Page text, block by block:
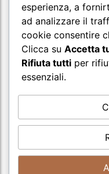
esperienza, a
ad analizzare il
cookie consentire
Clicca su Accetta
Rifiuta tutti per
essenziali.